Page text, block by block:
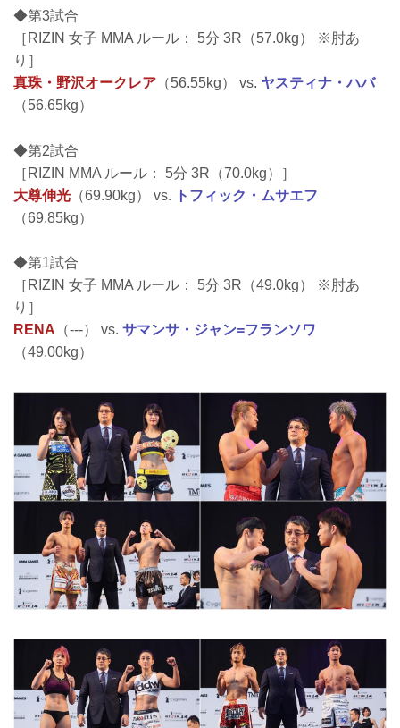
◆第3試合
［RIZIN 女子 MMA ルール： 5分 3R（57.0kg） ※肘あ
り］
真珠・野沢オークレア （56.55kg） vs. ヤスティナ・ハバ
（56.65kg）
◆第2試合
［RIZIN MMA ルール： 5分 3R（70.0kg）］
大尊伸光 （69.90kg） vs.
トフィック・ムサエフ
（69.85kg）
◆第1試合
［RIZIN 女子 MMA ルール： 5分 3R（49.0kg） ※肘あ
り］
RENA （---） vs. サマンサ・ジャン=フランソワ
（49.00kg）